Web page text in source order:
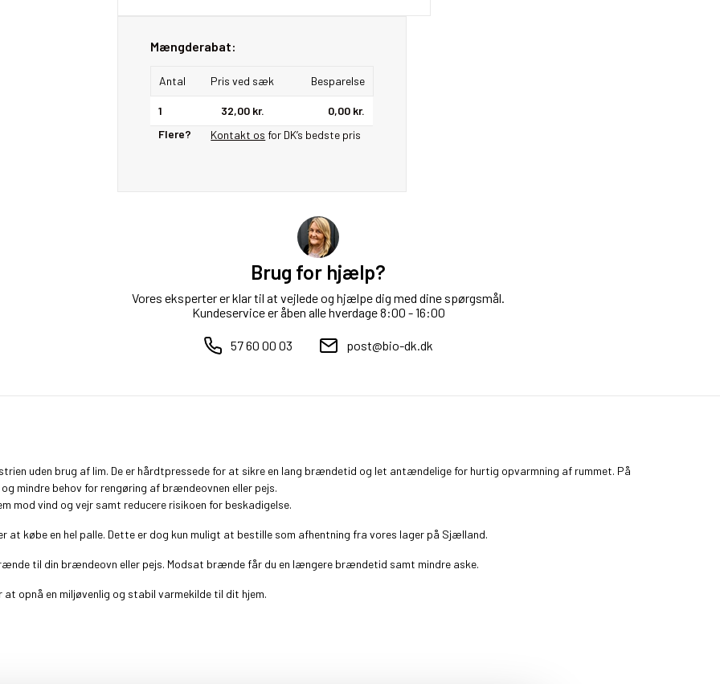
Mængderabat:
Antal Pris ved sæk Besparelse
1 32,00 kr.
0,00 kr.
Flere?
Kontakt os for DK’s bedste pris
Brug for hjælp?
Vores eksperter er klar til at vejlede og hjælpe dig med dine spørgsmål.
Kundeservice er åben alle hverdage 8:00 - 16:00
57 60 00 03 post@bio-dk.dk
uden brug af lim. De er hårdtpressede for at sikre en lang brændetid og let antændelige for hurtig opvarmning af rummet. På
mindre behov for rengøring af brændeovnen eller pejs.
vind og vejr samt reducere risikoen for beskadigelse.
at købe en hel palle. Dette er dog kun muligt at bestille som afhentning fra vores lager på Sjælland.
til din brændeovn eller pejs. Modsat brænde får du en længere brændetid samt mindre aske.
opnå en miljøvenlig og stabil varmekilde til dit hjem.